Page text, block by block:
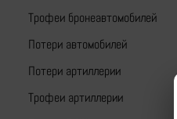
Трофеи бронеавтомобилей
Потери автомобилей
Потери артиллерии
Трофеи артиллерии